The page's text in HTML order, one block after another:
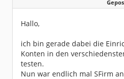
Dabei seit:
06 / 2003
Hallo,
ich bin gerade dabei die
Konten in den
testen.
Nun war endlich mal SFirm